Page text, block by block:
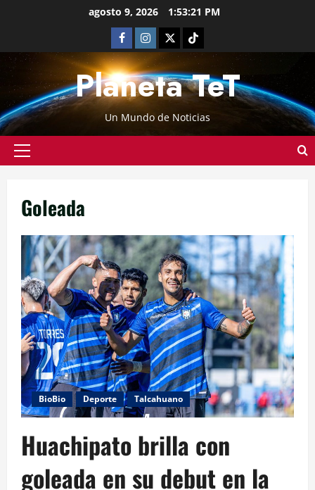
agosto 9, 2026 1:53:22 PM
Planeta TeT
Un Mundo de Noticias
Goleada
BioBio Deporte Talcahuano
Huachipato brilla con
goleada en su debut en la